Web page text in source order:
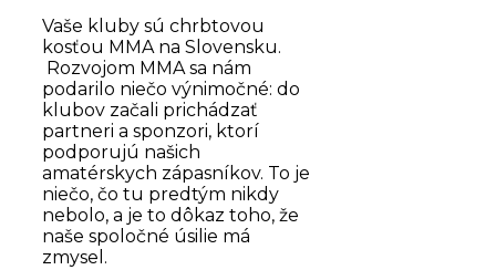
Vaše kluby sú chrbtovou
kosťou MMA na Slovensku.
Rozvojom MMA sa nám
podarilo niečo výnimočné: do
klubov začali prichádzať
partneri a sponzori, ktorí
podporujú našich
amatérskych zápasníkov. To je
niečo, čo tu predtým nikdy
nebolo, a je to dôkaz toho, že
naše spoločné úsilie má
zmysel.